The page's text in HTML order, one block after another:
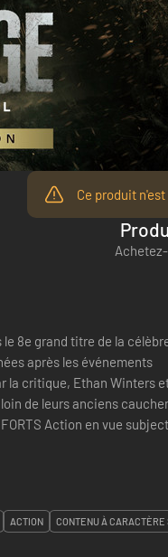
Ce produit n'est
8e grand titre de la
la critique, Ethan Winters
de leurs anciens
ACTION CONTENU À CARACTÈRE